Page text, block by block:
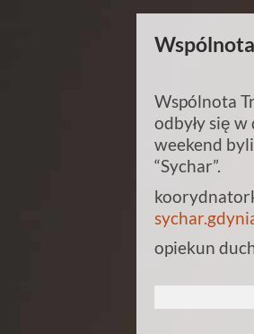
Wspólnota
odbyły się
weekend
“Sychar”.
opiekun